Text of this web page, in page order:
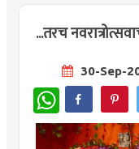
...तरच
30-Sep-
WhatsApp